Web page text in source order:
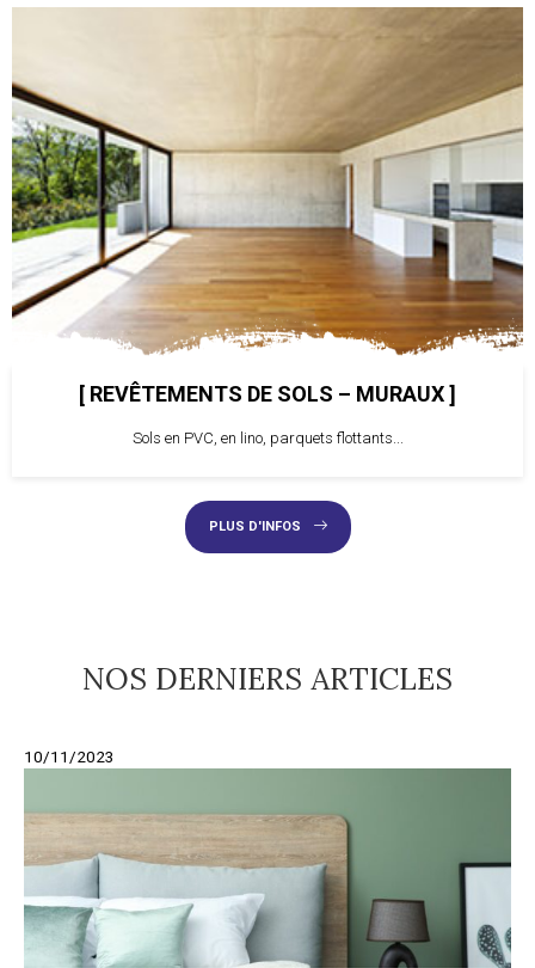
REVÊTEMENTS DE SOLS – MURAUX
Sols en PVC, en lino, parquets flottants...
PLUS D'INFOS
NOS DERNIERS ARTICLES
10/11/2023